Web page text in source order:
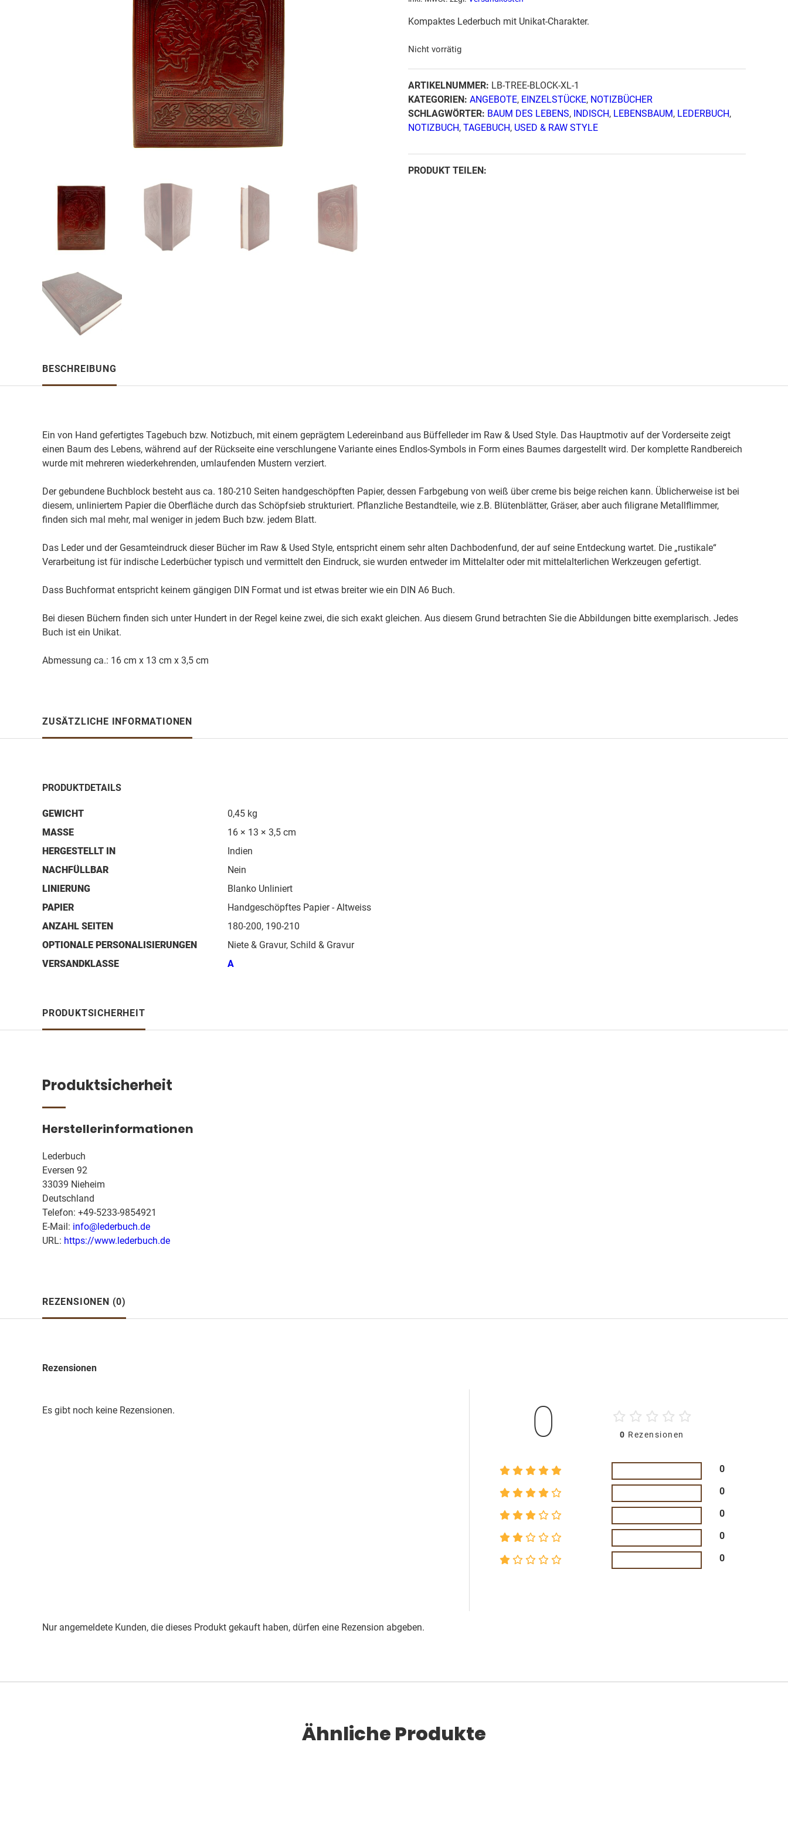
Kompaktes Lederbuch mit Unikat-Charakter.
Nicht vorrätig
ARTIKELNUMMER: LB-TREE-BLOCK-XL-1
KATEGORIEN: ANGEBOTE, EINZELSTÜCKE, NOTIZBÜCHER
SCHLAGWÖRTER: BAUM DES LEBENS, INDISCH, LEBENSBAUM, LEDERBUCH,
NOTIZBUCH, TAGEBUCH, USED & RAW STYLE
PRODUKT TEILEN:
BESCHREIBUNG
Ein von Hand gefertigtes Tagebuch bzw. Notizbuch, mit einem geprägtem Ledereinband aus Büffelleder im Raw & Used Style. Das Hauptmotiv auf der Vorderseite zeigt
einen Baum des Lebens, während auf der Rückseite eine verschlungene Variante eines Endlos-Symbols in Form eines Baumes dargestellt wird. Der komplette Randbereich
wurde mit mehreren wiederkehrenden, umlaufenden Mustern verziert.
Der gebundene Buchblock besteht aus ca. 180-210 Seiten handgeschöpften Papier, dessen Farbgebung von weiß über creme bis beige reichen kann. Üblicherweise ist bei
diesem, unliniertem Papier die Oberfläche durch das Schöpfsieb strukturiert. Pflanzliche Bestandteile, wie z.B. Blütenblätter, Gräser, aber auch filigrane Metallflimmer,
finden sich mal mehr, mal weniger in jedem Buch bzw. jedem Blatt.
Das Leder und der Gesamteindruck dieser Bücher im Raw & Used Style, entspricht einem sehr alten Dachbodenfund, der auf seine Entdeckung wartet. Die „rustikale“
Verarbeitung ist für indische Lederbücher typisch und vermittelt den Eindruck, sie wurden entweder im Mittelalter oder mit mittelalterlichen Werkzeugen gefertigt.
Dass Buchformat entspricht keinem gängigen DIN Format und ist etwas breiter wie ein DIN A6 Buch.
Bei diesen Büchern finden sich unter Hundert in der Regel keine zwei, die sich exakt gleichen. Aus diesem Grund betrachten Sie die Abbildungen bitte exemplarisch. Jedes
Buch ist ein Unikat.
Abmessung ca.: 16 cm x 13 cm x 3,5 cm
ZUSÄTZLICHE INFORMATIONEN
PRODUKTDETAILS
GEWICHT
0,45 kg
MASSE
16 × 13 × 3,5 cm
HERGESTELLT IN
Indien
NACHFÜLLBAR
Nein
LINIERUNG
Blanko Unliniert
PAPIER
Handgeschöpftes Papier - Altweiss
ANZAHL SEITEN
180-200, 190-210
OPTIONALE PERSONALISIERUNGEN
Niete & Gravur, Schild & Gravur
VERSANDKLASSE
A
PRODUKTSICHERHEIT
Produktsicherheit
Herstellerinformationen
Lederbuch
Eversen 92
33039 Nieheim
Deutschland
Telefon: +49-5233-9854921
E-Mail: info@lederbuch.de
URL: https://www.lederbuch.de
REZENSIONEN (0)
Rezensionen
Es gibt noch keine Rezensionen. 0 0 Rezensionen
0
0
0
0
0
Nur angemeldete Kunden, die dieses Produkt gekauft haben, dürfen eine Rezension abgeben.
Ähnliche Produkte